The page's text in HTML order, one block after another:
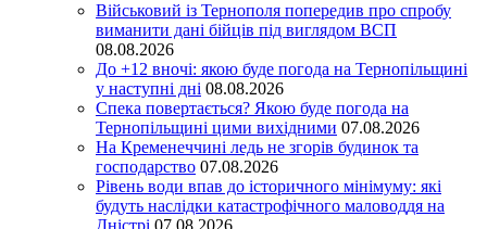
Військовий із Тернополя попередив про спробу
виманити дані бійців під виглядом ВСП
08.08.2026
До +12 вночі: якою буде погода на Тернопільщині
у наступні дні 08.08.2026
Спека повертається? Якою буде погода на
Тернопільщині цими вихідними 07.08.2026
На Кременеччині ледь не згорів будинок та
господарство 07.08.2026
Рівень води впав до історичного мінімуму: які
будуть наслідки катастрофічного маловоддя на